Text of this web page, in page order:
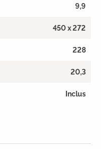
9,9
450 x 272
228
20,3
Inclus